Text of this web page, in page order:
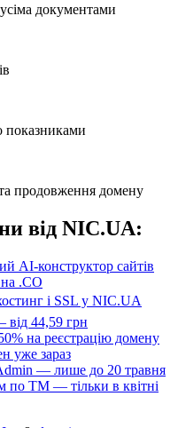
документами
показниками
продовження домену
від NIC.UA:
AI-конструктор сайтів
.CO
і SSL у NIC.UA
44,59 грн
на реєстрацію домену
уже зараз
— лише до 20 травня
по ТМ — тільки в квітні